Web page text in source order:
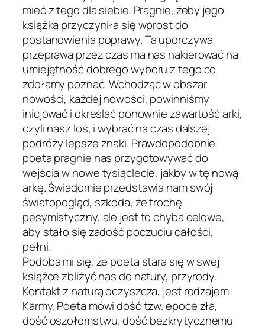
mieć z tego dla siebie. Pragnie, żeby jego
książka przyczyniła się wprost do
postanowienia poprawy. Ta uporczywa
przeprawa przez czas ma nas nakierować na
umiejętność dobrego wyboru z tego co
zdołamy poznać. Wchodząc w obszar
nowości, każdej nowości, powinniśmy
inicjować i określać ponownie zawartość arki,
czyli nasz los, i wybrać na czas dalszej
podróży lepsze znaki. Prawdopodobnie
poeta pragnie nas przygotowywać do
wejścia w nowe tysiąclecie, jakby w tę nową
arkę. Świadomie przedstawia nam swój
światopogląd, szkoda, że trochę
pesymistyczny, ale jest to chyba celowe,
aby stało się zadość poczuciu całości,
pełni.
Podoba mi się, że poeta stara się w swej
książce zbliżyć nas do natury, przyrody.
Kontakt z naturą oczyszcza, jest rodzajem
Karmy. Poeta mówi dość tzw. epoce zła,
dość oszołomstwu, dość bezkrytycznemu